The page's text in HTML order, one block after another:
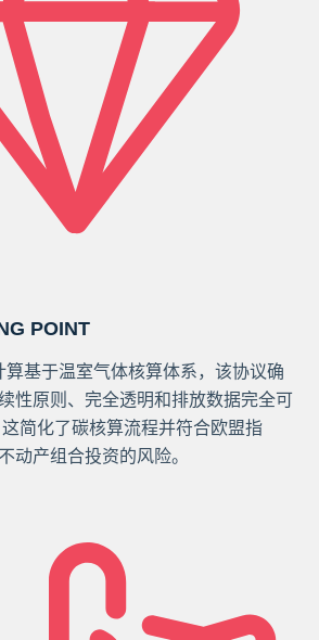
POINT
算基于温室气体核算体系，该协议确
性原则、完全透明和排放数据完全可
简化了碳核算流程并符合欧盟指
动产组合投资的风险。